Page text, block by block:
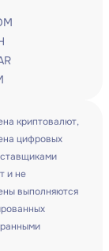
криптовалют,
цифровых
и не
выполняются